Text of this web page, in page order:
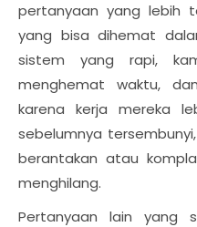
pertanyaan yang lebih
yang bisa dihemat
sistem yang rapi,
menghemat waktu,
karena kerja mereka
sebelumnya
berantakan atau
menghilang.
Pertanyaan lain yang